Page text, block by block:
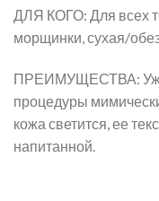
ДЛЯ КОГО: Для всех
морщинки, сухая/
ПРЕИМУЩЕСТВА: Уже
процедуры
кожа светится, ее
напитанной.